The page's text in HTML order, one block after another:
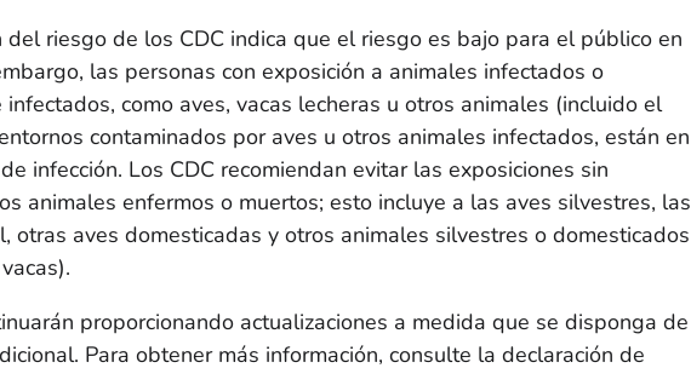
del riesgo de los CDC indica que el riesgo es bajo para el público en
las personas con exposición a animales infectados o
como aves, vacas lecheras u otros animales (incluido el
contaminados por aves u otros animales infectados, están en
infección. Los CDC recomiendan evitar las exposiciones sin
animales enfermos o muertos; esto incluye a las aves silvestres, las
otras aves domesticadas y otros animales silvestres o domesticados
proporcionando actualizaciones a medida que se disponga de
Para obtener más información, consulte la declaración de